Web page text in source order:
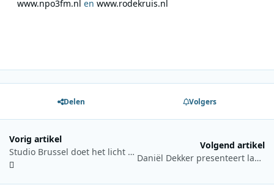
www.npo3fm.nl en www.rodekruis.nl
Delen Volgers
Vorig artikel
Studio Brussel doet het licht uit
Volgend artikel
Daniël Dekker presenteert laatste Gouden Uren